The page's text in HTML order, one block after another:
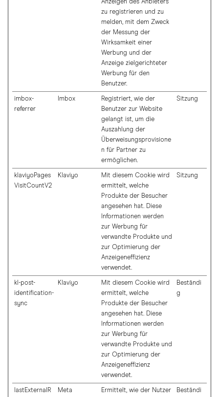
Anzeigen des Anbieters
zu registrieren und zu
melden, mit dem Zweck
der Messung der
Wirksamkeit einer
Werbung und der
Anzeige zielgerichteter
Werbung für den
Benutzer.
imbox-
referrer
Imbox
Registriert, wie der
Benutzer zur Website
gelangt ist, um die
Auszahlung der
Überweisungsprovisione
n für Partner zu
ermöglichen.
Sitzung
klaviyoPages
VisitCountV2
Klaviyo
Mit diesem Cookie wird
ermittelt, welche
Produkte der Besucher
angesehen hat. Diese
Informationen werden
zur Werbung für
verwandte Produkte und
zur Optimierung der
Anzeigeneffizienz
verwendet.
Sitzung
kl-post-
identification-
sync
Klaviyo
Mit diesem Cookie wird
ermittelt, welche
Produkte der Besucher
angesehen hat. Diese
Informationen werden
zur Werbung für
verwandte Produkte und
zur Optimierung der
Anzeigeneffizienz
verwendet.
Beständi
g
lastExternalR
Meta
Ermittelt, wie der Nutzer
Beständi